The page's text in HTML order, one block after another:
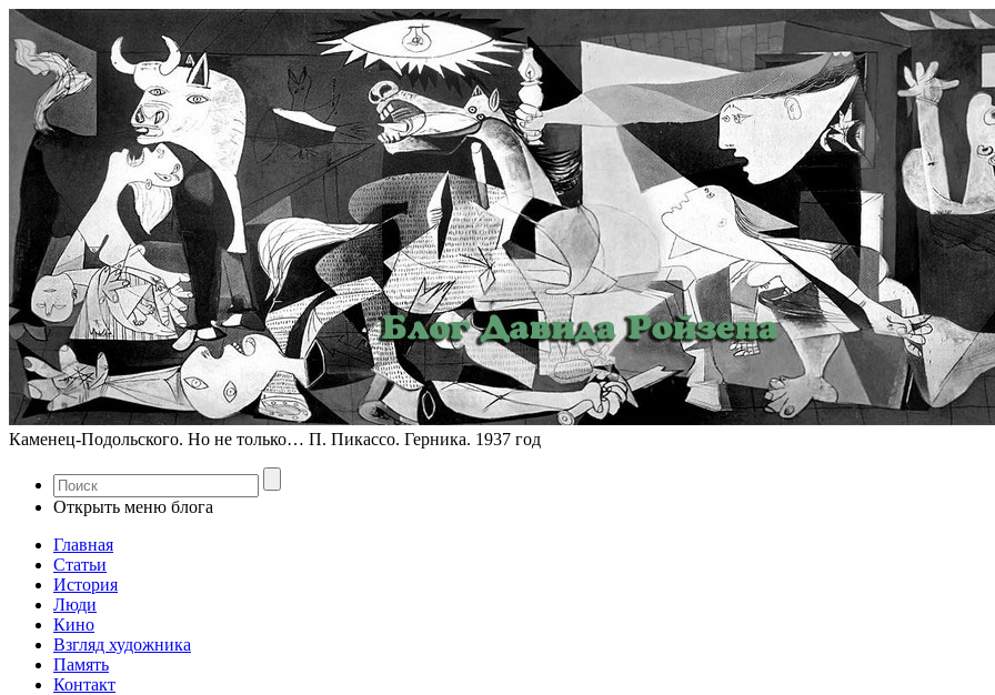
Каменец-Подольского. Но не только… П. Пикассо. Герника. 1937 год
Открыть меню блога
Главная
Статьи
История
Люди
Кино
Взгляд художника
Память
Контакт